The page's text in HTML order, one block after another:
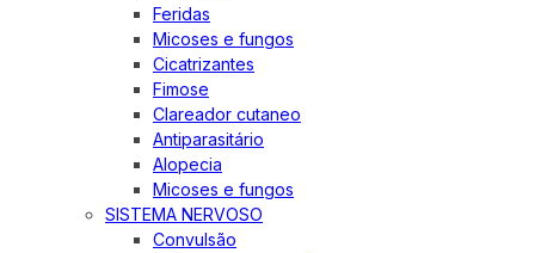
Feridas
Micoses e fungos
Cicatrizantes
Fimose
Clareador cutaneo
Antiparasitário
Alopecia
Micoses e fungos
SISTEMA NERVOSO
Convulsão